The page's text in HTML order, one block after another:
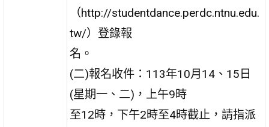
（http://studentdance.perdc.ntnu.edu.
tw/）登錄報
名。
(二)報名收件：113年10月14、15日
(星期一、二)，上午9時
至12時，下午2時至4時截止，請指派